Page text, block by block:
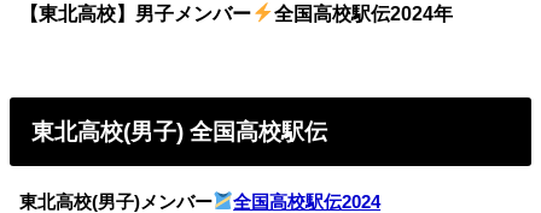
【東北高校】男子メンバー 全国高校駅伝2024年
東北高校(男子) 全国高校駅伝
東北高校(男子)メンバー 全国高校駅伝2024